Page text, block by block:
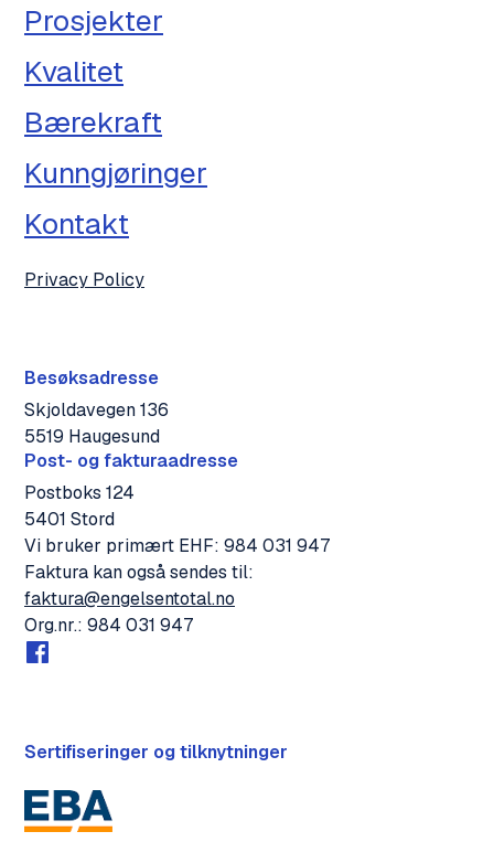
Prosjekter
Kvalitet
Bærekraft
Kunngjøringer
Kontakt
Privacy Policy
Besøksadresse
Skjoldavegen 136
5519 Haugesund
Post- og fakturaadresse
Postboks 124
5401 Stord
Vi bruker primært EHF: 984 031 947
Faktura kan også sendes til:
faktura@engelsentotal.no
Org.nr.: 984 031 947
Sertifiseringer og tilknytninger